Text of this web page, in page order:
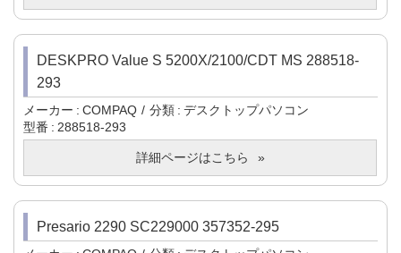
DESKPRO Value S 5200X/2100/CDT MS 288518-
293
メーカー COMPAQ 分類
デスクトップパソコン
型番
288518-293
詳細ページはこちら
Presario 2290 SC229000 357352-295